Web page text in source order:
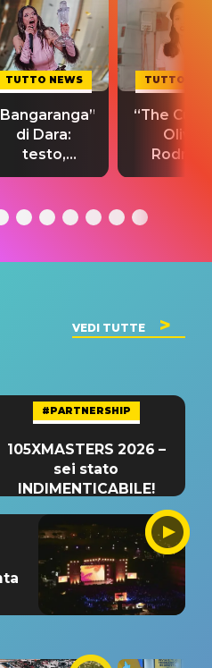
TUTTO NEWS
di Dara:
testo,
e
del singolo
TUTTO
“The
Olivia
testo,
VEDI TUTTE
#PARTNERSHIP
105XMASTERS 2026 –
sei stato
INDIMENTICABILE!